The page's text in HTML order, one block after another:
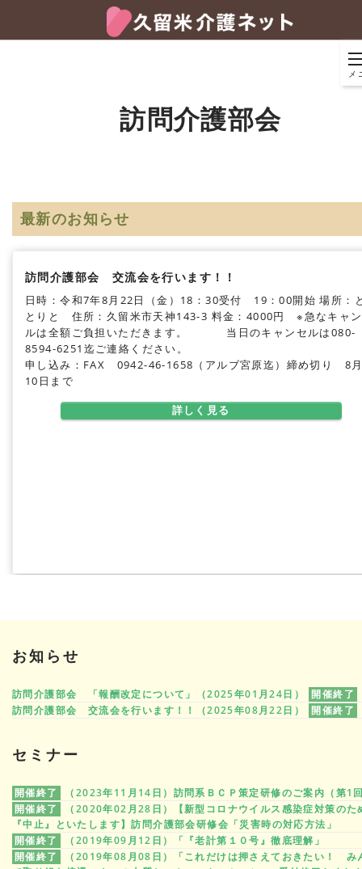
メ
訪問介護部会
最新のお知らせ
訪問介護部会 交流会を行います！！
日時：令和7年8月22日（金）18：30受付 19：00開始場所：
とりと 住所：久留米市天神143-3 料金：4000円 ※急なキャ
ルは全額ご負担いただきます。
当日のキャンセルは080-
8594-6251迄ご連絡ください。
申し込み：FAX 0942-46-1658（アルブ宮原迄）締め切り 8
10日まで
詳しく見る
お知らせ
訪問介護部会 「報酬改定について」（2025年01月24日）
開催終了
訪問介護部会 交流会を行います！！（2025年08月22日）
開催終了
セミナー
開催終了
（2023年11月14日）訪問系ＢＣＰ策定研修のご案内（第1
開催終了
（2020年02月28日）【新型コロナウイルス感染症対策のた
『中止』といたします】訪問介護部会研修会「災害時の対応方法」
開催終了
（2019年09月12日）「『老計第１０号』徹底理解」
開催終了
（2019年08月08日）「これだけは押さえておきたい！ み